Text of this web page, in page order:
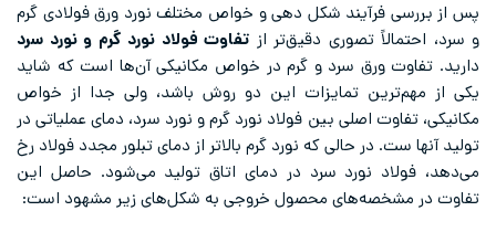
پس از بررسی فرآیند شکل ‌دهی و خواص مختلف نورد ورق فولادی گرم
و سرد، احتمالاً تصوری دقیق‌تر از تفاوت فولاد نورد گرم و نورد سرد
دارید. تفاوت ورق سرد و گرم در خواص مکانیکی آن‌ها است که شاید
یکی از مهم‌ترین تمایزات این دو روش باشد، ولی جدا از خواص
مکانیکی، تفاوت اصلی بین فولاد نورد گرم و نورد سرد، دمای عملیاتی در
تولید آنها ست. در حالی که نورد گرم بالاتر از دمای تبلور مجدد فولاد رخ
می‌دهد، فولاد نورد سرد در دمای اتاق تولید می‌شود. حاصل این
تفاوت در مشخصه‌های محصول خروجی به شکل‌های زیر مشهود است: